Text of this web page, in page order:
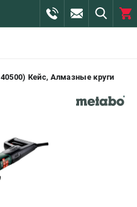
ИЗДЕЛИЙ
Кейс, Алмазные круги